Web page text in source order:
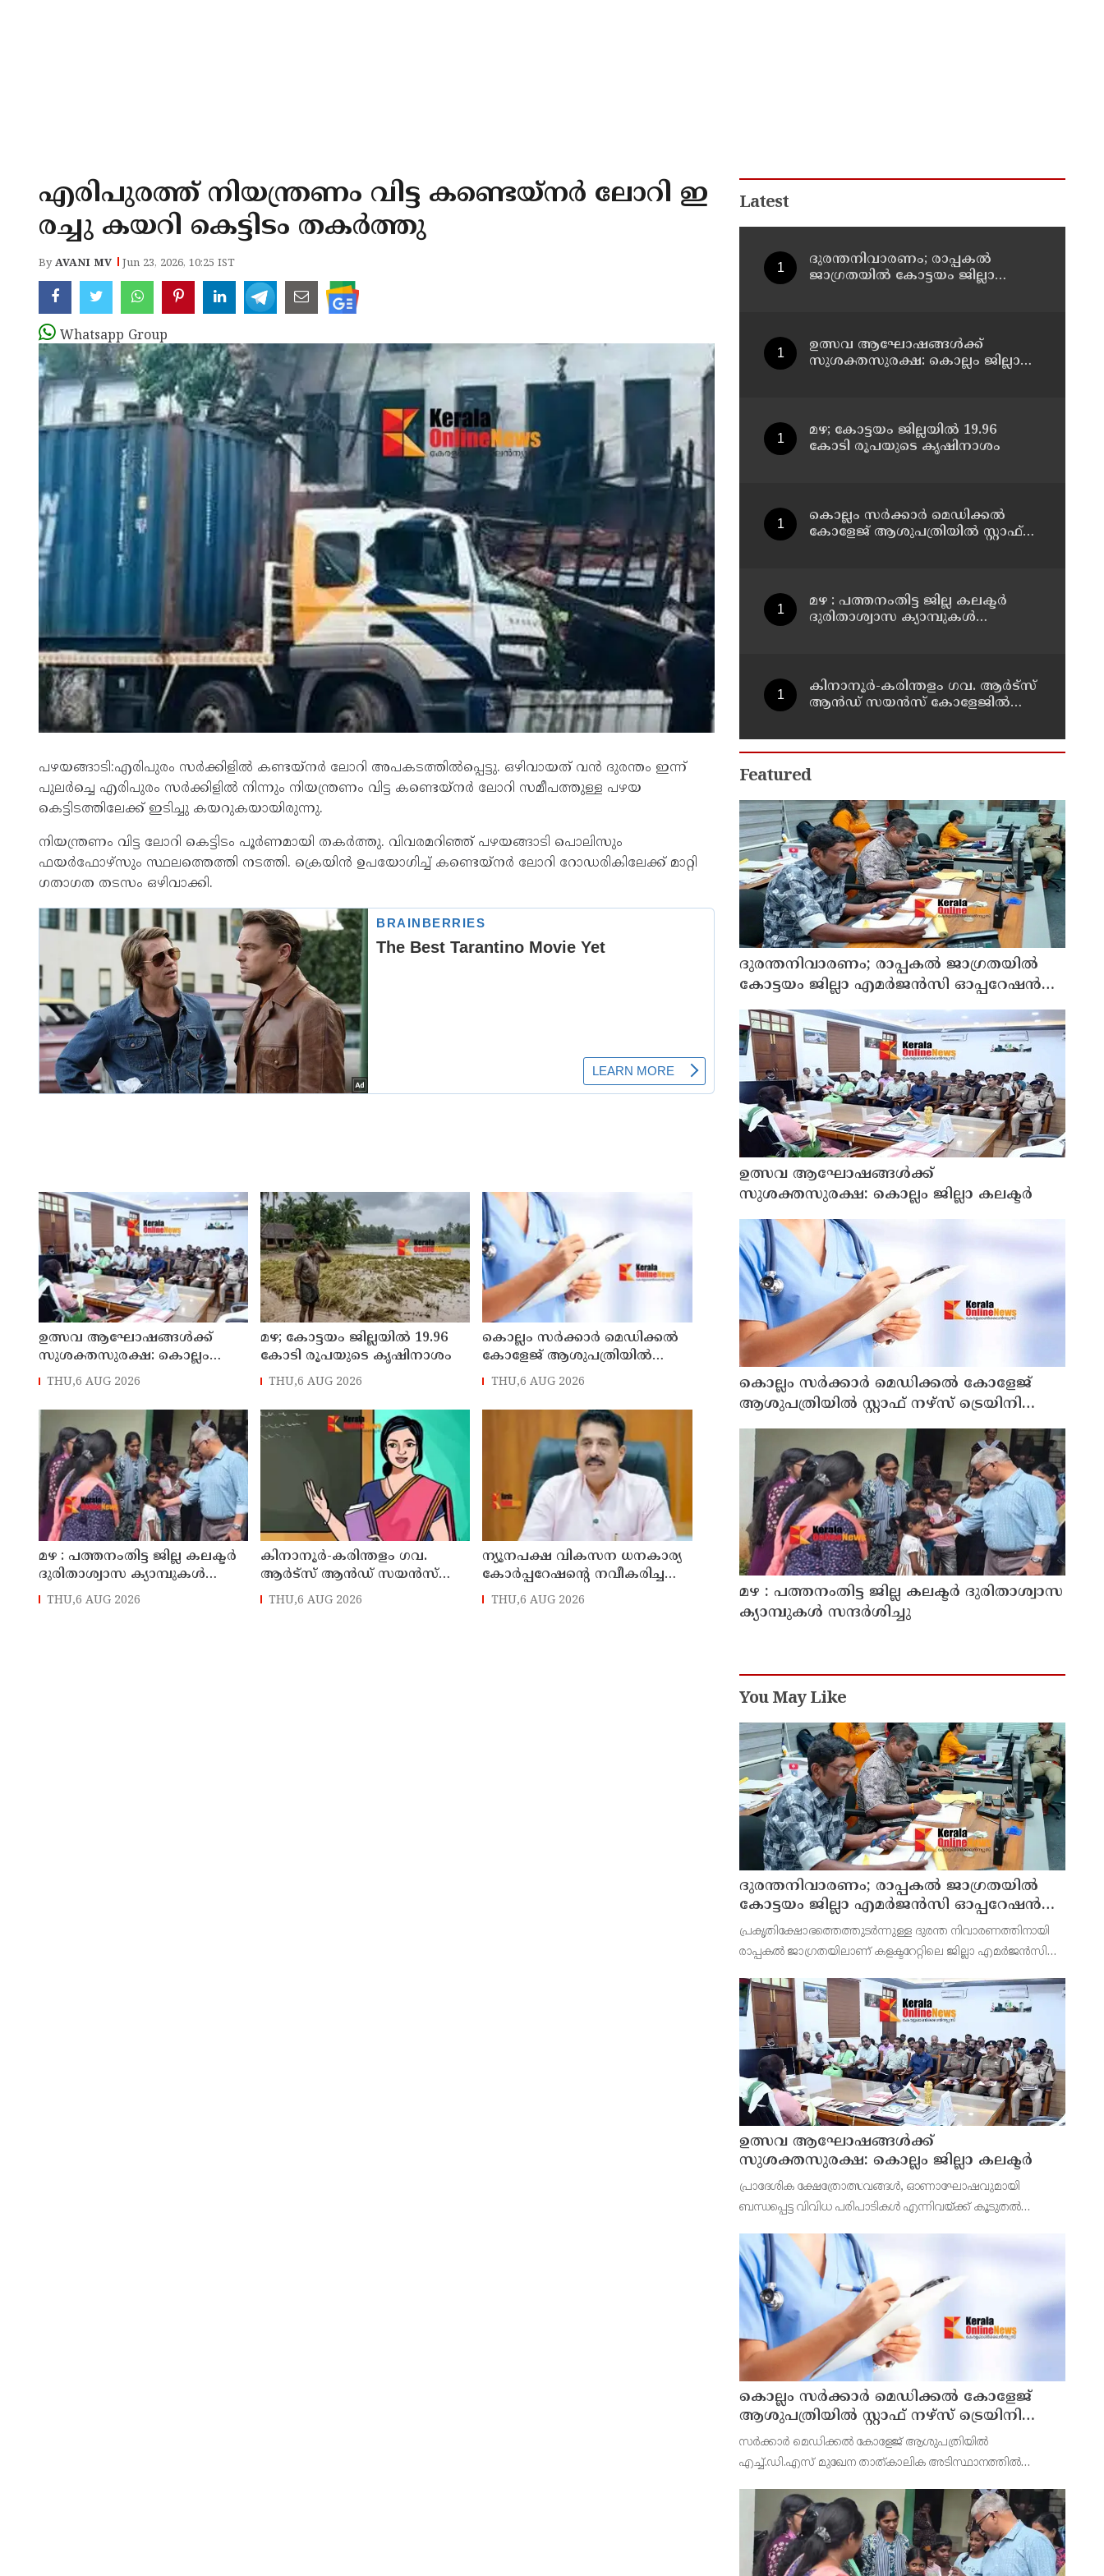
എരിപുരത്ത് നിയന്ത്രണം വിട്ട കണ്ടെയ്നർ ലോറി ഇ
രച്ചു കയറി കെട്ടിടം തകർത്തു
ByAVANI MV Jun 23, 2026, 10:25 IST
Whatsapp Group
പഴയങ്ങാടി:എരിപുരം സർക്കിളിൽ കണ്ടയ്ന‌ർ ലോറി അപകടത്തിൽപ്പെട്ടു. ഒഴിവായത് വൻ ദുരന്തം ഇന്ന്
പുലർച്ചെ എരിപുരം സർക്കിളിൽ നിന്നും നിയന്ത്രണം വിട്ട കണ്ടെയ്നർ ലോറി സമീപത്തുള്ള പഴയ
കെട്ടിടത്തിലേക്ക് ഇടിച്ചു കയറുകയായിരുന്നു.
നിയന്ത്രണം വിട്ട ലോറി കെട്ടിടം പൂർണമായി തകർത്തു. വിവരമറിഞ്ഞ് പഴയങ്ങാടി പൊലിസും
ഫയർഫോഴ്സും സ്ഥലത്തെത്തി നടത്തി. ക്രെയിൻ ഉപയോഗിച്ച് കണ്ടെയ്നർ ലോറി റോഡരികിലേക്ക് മാറ്റി
ഗതാഗത തടസം ഒഴിവാക്കി.
ഉത്സവ ആഘോഷങ്ങൾക്ക്
സുശക്തസുരക്ഷ: കൊല്ലം
ജില്ലാ കലക്ടർ
THU,6 AUG 2026
മഴ; കോട്ടയം ജില്ലയിൽ 19.96
കോടി രൂപയുടെ കൃഷിനാശം
THU,6 AUG 2026
കൊല്ലം സർക്കാർ മെഡിക്കൽ
കോളേജ് ആശുപത്രിയിൽ
സ്റ്റാഫ് നഴ്‌സ് ട്രെയിനി നിയമനം
THU,6 AUG 2026
മഴ : പത്തനംതിട്ട ജില്ല കലക്ടർ
ദുരിതാശ്വാസ ക്യാമ്പുകൾ
സന്ദർശിച്ചു
THU,6 AUG 2026
കിനാനൂർ-കരിന്തളം ഗവ.
ആർട്‌സ് ആൻഡ് സയൻസ്
കോളേജിൽ അധ്യാപക
നിയമനം
THU,6 AUG 2026
ന്യൂനപക്ഷ വികസന ധനകാര്യ
കോർപ്പറേഷന്റെ നവീകരിച്ച
കാസർകോട് മേഖല ഓഫീസ്
ആഗസ്ത് 10ന് മന്ത്രി
THU,6 AUG 2026
Latest
ദുരന്തനിവാരണം; രാപ്പകൽ
ജാഗ്രതയിൽ കോട്ടയം ജില്ലാ
ഉത്സവ ആഘോഷങ്ങൾക്ക്
സുശക്തസുരക്ഷ: കൊല്ലം ജില്ലാ
മഴ; കോട്ടയം ജില്ലയിൽ 19.96
കോടി രൂപയുടെ കൃഷിനാശം
കൊല്ലം സർക്കാർ മെഡിക്കൽ
കോളേജ് ആശുപത്രിയിൽ സ്റ്റാഫ്
മഴ : പത്തനംതിട്ട ജില്ല കലക്ടർ
ദുരിതാശ്വാസ ക്യാമ്പുകൾ
കിനാനൂർ-കരിന്തളം ഗവ. ആർട്‌സ്
ആൻഡ് സയൻസ് കോളേജിൽ
Featured
ദുരന്തനിവാരണം; രാപ്പകൽ ജാഗ്രതയിൽ
കോട്ടയം ജില്ലാ എമർജൻസി ഓപ്പറേഷൻ
സെന്റർ
ഉത്സവ ആഘോഷങ്ങൾക്ക്
സുശക്തസുരക്ഷ: കൊല്ലം ജില്ലാ കലക്ടർ
കൊല്ലം സർക്കാർ മെഡിക്കൽ കോളേജ്
ആശുപത്രിയിൽ സ്റ്റാഫ് നഴ്‌സ് ട്രെയിനി
നിയമനം
മഴ : പത്തനംതിട്ട ജില്ല കലക്ടർ ദുരിതാശ്വാസ
ക്യാമ്പുകൾ സന്ദർശിച്ചു
You May Like
ദുരന്തനിവാരണം; രാപ്പകൽ ജാഗ്രതയിൽ
കോട്ടയം ജില്ലാ എമർജൻസി ഓപ്പറേഷൻ
സെന്റർ
പ്രകൃതിക്ഷോഭത്തെത്തുടർന്നുള്ള ദുരന്ത നിവാരണത്തിനായി
രാപ്പകൽ ജാഗ്രതയിലാണ് കളക്ടറേറ്റിലെ ജില്ലാ എമർജൻസി
കേന്ദ്രങ്ങളിലെയും സ്ഥിതിഗതികൾ വിലയിരുത്തുകളും വിവിധ വ
ഉത്സവ ആഘോഷങ്ങൾക്ക്
സുശക്തസുരക്ഷ: കൊല്ലം ജില്ലാ കലക്ടർ
പ്രാദേശിക ക്ഷേത്രോത്സവങ്ങൾ, ഓണാഘോഷവുമായി
ബന്ധപ്പെട്ട വിവിധ പരിപാടികൾ എന്നിവയ്ക്ക് കൂടുതൽ
ആനി ജൂല തോമസ്.
കൊല്ലം സർക്കാർ മെഡിക്കൽ കോളേജ്
ആശുപത്രിയിൽ സ്റ്റാഫ് നഴ്‌സ് ട്രെയിനി
നിയമനം
സർക്കാർ മെഡിക്കൽ കോളേജ് ആശുപത്രിയിൽ
എച്ച്.ഡി.എസ് മുഖേന താത്കാലിക അടിസ്ഥാനത്തിൽ
തസ്തികയിലേക്ക് അപേക്ഷ ക്ഷണിച്ചു